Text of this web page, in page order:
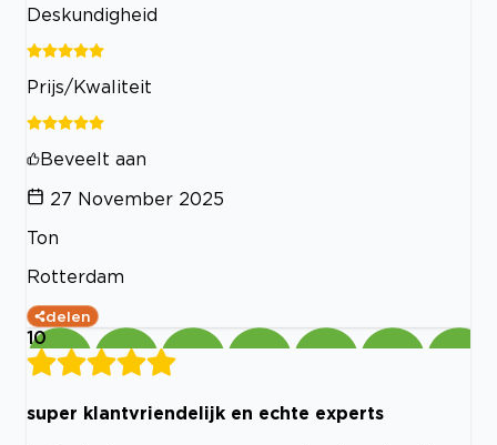
Deskundigheid
Prijs/Kwaliteit
Beveelt aan
27 November 2025
Ton
Rotterdam
delen
10
super klantvriendelijk en echte experts